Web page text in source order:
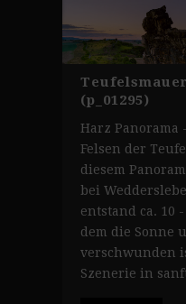
(p_01295)
Harz Panorama
Felsen der
diesem
bei
entstand ca. 10
dem die Sonne
verschwunden
Szenerie in